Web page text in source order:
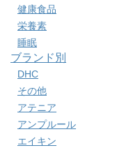
健康食品
栄養素
睡眠
ブランド別
DHC
その他
アテニア
アンプルール
エイキン